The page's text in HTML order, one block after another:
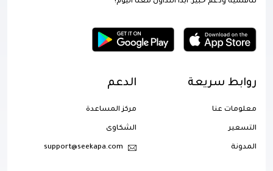
روابط سريعة
معلومات عنا
التسعير
المدونة
الدعم
مركز المساعدة
الشكاوى
support@seekapa.com